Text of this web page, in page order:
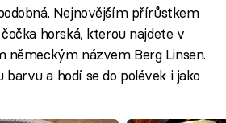
Nejnovějším přírůstkem
horská, kterou najdete v
německým názvem Berg Linsen.
barvu a hodí se do polévek i jako